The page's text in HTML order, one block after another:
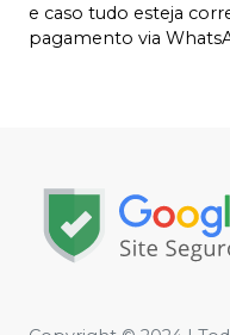
e caso tudo esteja
pagamento via